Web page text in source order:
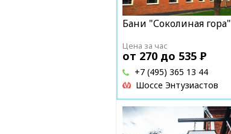
Бани "Соколиная гора"
Цена за час
от 270 до 535 Р
Шоссе Энтузиастов
+7 (495) 365 13 44